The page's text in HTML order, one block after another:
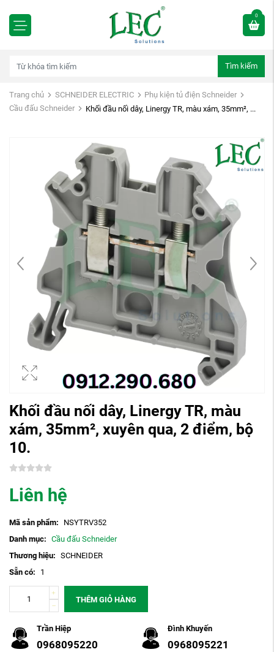
0
Tìm kiếm
Trang chủ SCHNEIDER ELECTRIC
Phụ kiện tủ điện Schneider
Cầu đấu Schneider
Khối đầu nối dây, Linergy TR, màu xám, 35mm², ...
Khối đầu nối dây, Linergy TR, màu
xám, 35mm², xuyên qua, 2 điểm, bộ
10.
Liên hệ
Mã sản phẩm:
NSYTRV352
Danh mục: Cầu đấu Schneider
Thương hiệu: SCHNEIDER
Sẵn có:
1
THÊM GIỎ HÀNG
Trần Hiệp
0968095220
Đình Khuyến
0968095221